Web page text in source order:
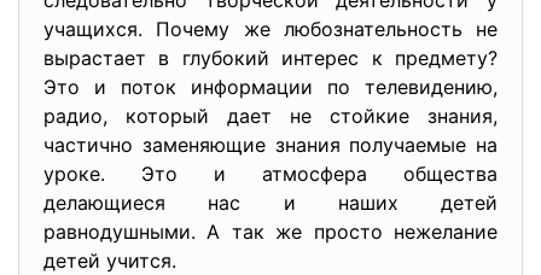
учащихся. Почему же любознательность не
вырастает в глубокий интерес к предмету?
Это и поток информации по телевидению,
радио, который дает не стойкие знания,
частично заменяющие знания получаемые на
уроке. Это и атмосфера общества
делающиеся нас и наших детей
равнодушными. А так же просто нежелание
детей учится.